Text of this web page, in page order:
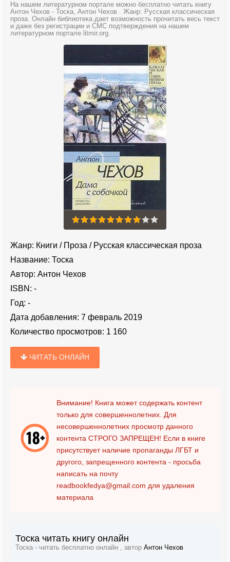
На нашем литературном портале можно бесплатно читать книгу
Антон Чехов - Тоска, Антон Чехов . Жанр: Русская классическая
проза. Онлайн библиотека дает возможность прочитать весь текст
и даже без регистрации и СМС подтверждения на нашем
литературном портале litmir.org.
Жанр: Книги / Проза / Русская классическая проза
Название: Тоска
Автор: Антон Чехов
ISBN: -
Год: -
Дата добавления: 7 февраль 2019
Количество просмотров: 1 160
ЧИТАТЬ ОНЛАЙН
Внимание! Книга может содержать контент
только для совершеннолетних. Для
несовершеннолетних просмотр данного
контента СТРОГО ЗАПРЕЩЕН! Если в книге
присутствует наличие пропаганды ЛГБТ и
другого, запрещенного контента - просьба
написать на почту
readbookfedya@gmail.com для удаления
материала
Тоска читать книгу онлайн
Тоска - читать бесплатно онлайн , автор Антон Чехов